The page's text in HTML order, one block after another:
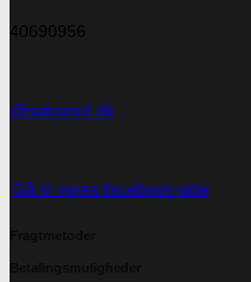
40690956
@subseed.dk
Gå til vores facebook-side